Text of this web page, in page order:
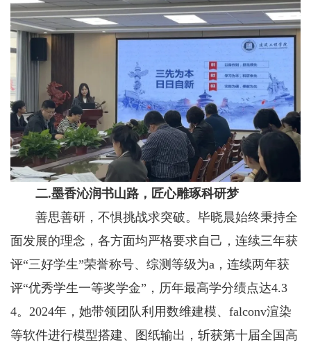
二.墨香沁润书山路，匠心雕琢科研梦
善思善研，不惧挑战求突破。毕晓晨始终秉持全
面发展的理念，各方面均严格要求自己，连续三年获
评“三好学生”荣誉称号、综测等级为a，连续两年获
评“优秀学生一等奖学金”，历年最高学分绩点达4.3
4。2024年，她带领团队利用数维建模、falconv渲染
等软件进行模型搭建、图纸输出，斩获第十届全国高